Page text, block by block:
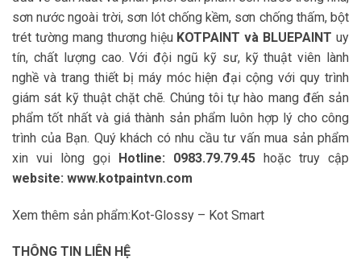
sơn nước ngoài trời, sơn lót chống kềm, sơn chống thấm, bột
trét tường mang thương hiệu KOTPAINT và BLUEPAINT uy
tín, chất lượng cao. Với đội ngũ kỹ sư, kỹ thuật viên lành
nghề và trang thiết bị máy móc hiện đại cộng với quy trình
giám sát kỹ thuật chặt chẽ. Chúng tôi tự hào mang đến sản
phẩm tốt nhất và giá thành sản phẩm luôn hợp lý cho công
trình của Bạn. Quý khách có nhu cầu tư vấn mua sản phẩm
xin vui lòng gọi Hotline: 0983.79.79.45 hoặc truy cập
website: www.kotpaintvn.com
Xem thêm sản phẩm:Kot-Glossy – Kot Smart
THÔNG TIN LIÊN HỆ